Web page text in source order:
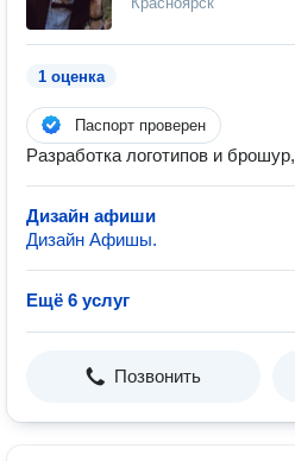
1 оценка
Паспорт проверен
Разработка логотипов и
Дизайн афиши
Дизайн Афишы.
Ещё 6 услуг
Позвонить